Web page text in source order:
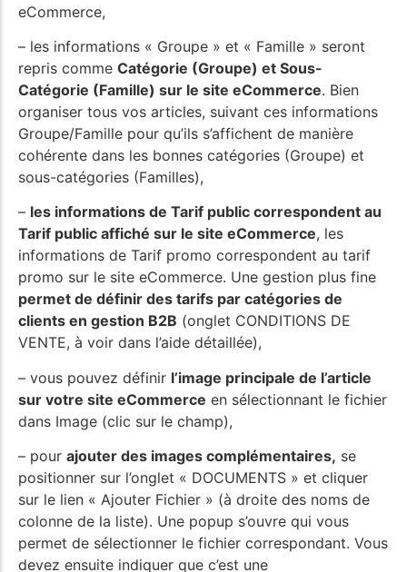
eCommerce,
– les informations « Groupe » et « Famille » seront
repris comme Catégorie (Groupe) et Sous-
Catégorie (Famille) sur le site eCommerce. Bien
organiser tous vos articles, suivant ces informations
Groupe/Famille pour qu’ils s’affichent de manière
cohérente dans les bonnes catégories (Groupe) et
sous-catégories (Familles),
– les informations de Tarif public correspondent au
Tarif public affiché sur le site eCommerce, les
informations de Tarif promo correspondent au tarif
promo sur le site eCommerce. Une gestion plus fine
permet de définir des tarifs par catégories de
clients en gestion B2B (onglet CONDITIONS DE
VENTE, à voir dans l’aide détaillée),
– vous pouvez définir l’image principale de l’article
sur votre site eCommerce en sélectionnant le fichier
dans Image (clic sur le champ),
– pour ajouter des images complémentaires, se
positionner sur l’onglet « DOCUMENTS » et cliquer
sur le lien « Ajouter Fichier » (à droite des noms de
colonne de la liste). Une popup s’ouvre qui vous
permet de sélectionner le fichier correspondant. Vous
devez ensuite indiquer que c’est une